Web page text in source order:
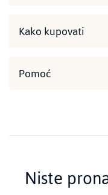
Kako kupovati
Pomoć
Niste